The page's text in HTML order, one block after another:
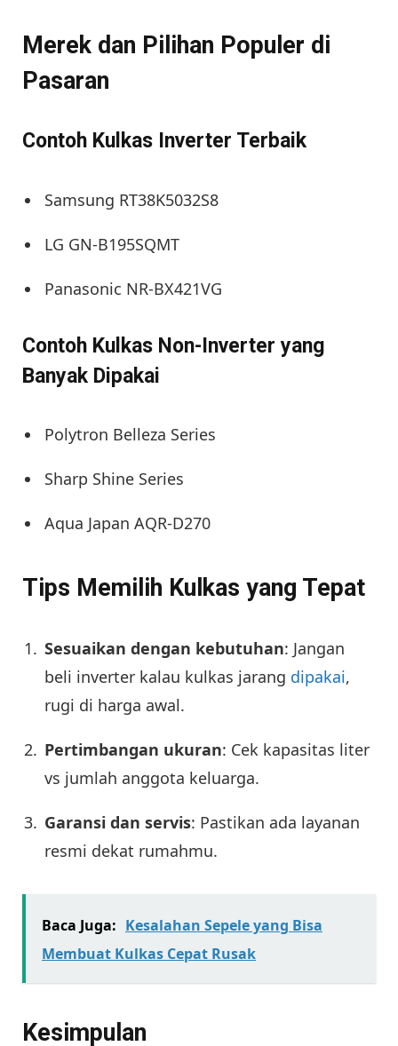
Merek dan Pilihan Populer di
Pasaran
Contoh Kulkas Inverter Terbaik
Samsung RT38K5032S8
LG GN-B195SQMT
Panasonic NR-BX421VG
Contoh Kulkas Non-Inverter yang
Banyak Dipakai
Polytron Belleza Series
Sharp Shine Series
Aqua Japan AQR-D270
Tips Memilih Kulkas yang Tepat
Sesuaikan dengan kebutuhan: Jangan
beli inverter kalau kulkas jarang dipakai,
rugi di harga awal.
Pertimbangan ukuran: Cek kapasitas liter
vs jumlah anggota keluarga.
Garansi dan servis: Pastikan ada layanan
resmi dekat rumahmu.
Baca Juga: Kesalahan Sepele yang Bisa
Membuat Kulkas Cepat Rusak
Kesimpulan